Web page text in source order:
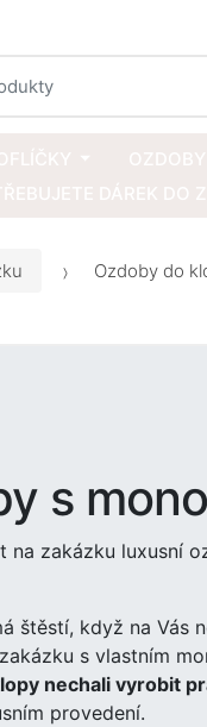
Ozdoby do
s
na zakázku luxusní
štěstí, když na
s vlastním
nechali vyrobit
provedení.